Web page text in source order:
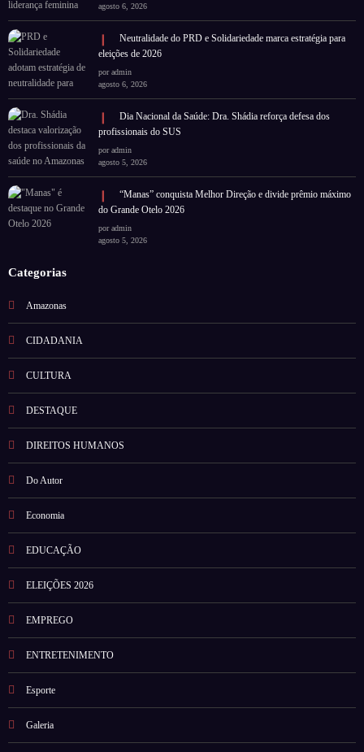
agosto 6, 2026
Neutralidade do PRD e Solidariedade marca estratégia para
eleições de 2026
por admin
agosto 6, 2026
Dia Nacional da Saúde: Dra. Shádia reforça defesa dos
profissionais do SUS
por admin
agosto 5, 2026
“Manas” conquista Melhor Direção e divide prêmio máximo
do Grande Otelo 2026
por admin
agosto 5, 2026
Categorias
Amazonas
CIDADANIA
CULTURA
DESTAQUE
DIREITOS HUMANOS
Do Autor
Economia
EDUCAÇÃO
ELEIÇÕES 2026
EMPREGO
ENTRETENIMENTO
Esporte
Galeria